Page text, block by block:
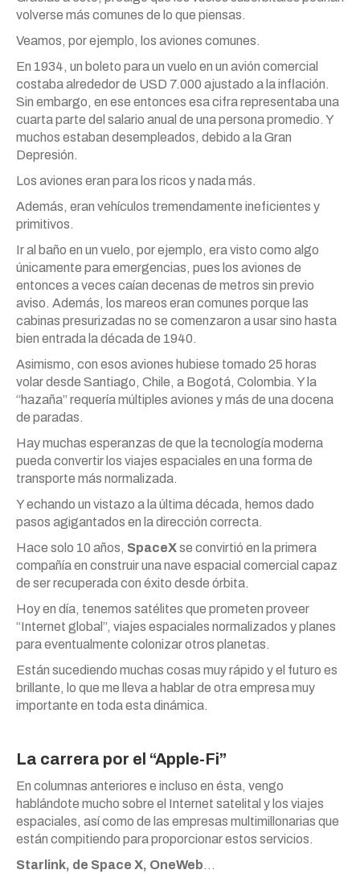
volverse más comunes de lo que piensas.
Veamos, por ejemplo, los aviones comunes.
En 1934, un boleto para un vuelo en un avión comercial
costaba alrededor de USD 7.000 ajustado a la inflación.
Sin embargo, en ese entonces esa cifra representaba una
cuarta parte del salario anual de una persona promedio. Y
muchos estaban desempleados, debido a la Gran
Depresión.
Los aviones eran para los ricos y nada más.
Además, eran vehículos tremendamente ineficientes y
primitivos.
Ir al baño en un vuelo, por ejemplo, era visto como algo
únicamente para emergencias, pues los aviones de
entonces a veces caían decenas de metros sin previo
aviso. Además, los mareos eran comunes porque las
cabinas presurizadas no se comenzaron a usar sino hasta
bien entrada la década de 1940.
Asimismo, con esos aviones hubiese tomado 25 horas
volar desde Santiago, Chile, a Bogotá, Colombia. Y la
“hazaña” requería múltiples aviones y más de una docena
de paradas.
Hay muchas esperanzas de que la tecnología moderna
pueda convertir los viajes espaciales en una forma de
transporte más normalizada.
Y echando un vistazo a la última década, hemos dado
pasos agigantados en la dirección correcta.
Hace solo 10 años, SpaceXse convirtió en la primera
compañía en construir una nave espacial comercial capaz
de ser recuperada con éxito desde órbita.
Hoy en día, tenemos satélites que prometen proveer
“Internet global”, viajes espaciales normalizados y planes
para eventualmente colonizar otros planetas.
Están sucediendo muchas cosas muy rápido y el futuro es
brillante, lo que me lleva a hablar de otra empresa muy
importante en toda esta dinámica.
La carrera por el “Apple-Fi”
En columnas anteriores e incluso en ésta, vengo
hablándote mucho sobre el Internet satelital y los viajes
espaciales, así como de las empresas multimillonarias que
están compitiendo para proporcionar estos servicios.
Starlink, de Space X, OneWeb…